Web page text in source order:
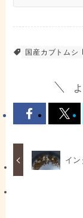
国産カブトムシ
イ